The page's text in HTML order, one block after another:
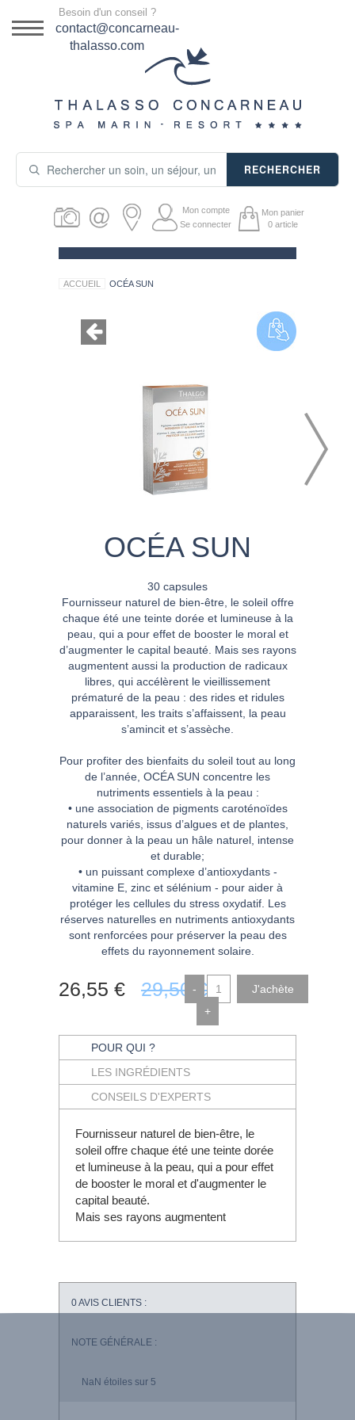
DESTINATION
SÉJOURS THALASSO
PRODUITS COSMÉTIQUES
GUIDE CADEAUX
Besoin d'un conseil ?
contact@concarneau-
thalasso.com
RECHERCHER
Mon compte
Se connecter
Mon panier
0 article
ACCUEIL OCÉA SUN
OCÉA SUN
30 capsules
Fournisseur naturel de bien-être, le soleil offre
chaque été une teinte dorée et lumineuse à la
peau, qui a pour effet de booster le moral et
d’augmenter le capital beauté. Mais ses rayons
augmentent aussi la production de radicaux
libres, qui accélèrent le vieillissement
prématuré de la peau : des rides et ridules
apparaissent, les traits s’affaissent, la peau
s’amincit et s’assèche.
Pour profiter des bienfaits du soleil tout au long
de l’année, OCÉA SUN concentre les
nutriments essentiels à la peau :
• une association de pigments caroténoïdes
naturels variés, issus d’algues et de plantes,
pour donner à la peau un hâle naturel, intense
et durable;
• un puissant complexe d’antioxydants -
vitamine E, zinc et sélénium - pour aider à
protéger les cellules du stress oxydatif. Les
réserves naturelles en nutriments antioxydants
sont renforcées pour préserver la peau des
effets du rayonnement solaire.
26,55 € 29,50 €
-
+
POUR QUI ?
LES INGRÉDIENTS
CONSEILS D'EXPERTS
Fournisseur naturel de bien-être, le
soleil offre chaque été une teinte dorée
et lumineuse à la peau, qui a pour effet
de booster le moral et d'augmenter le
capital beauté.
Mais ses rayons augmentent
0AVIS CLIENTS :
NOTE GÉNÉRALE :
NaN étoiles sur 5